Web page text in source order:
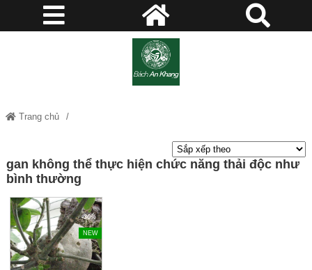
Trang chủ
gan không thể thực hiện chức năng thải độc như bình thường
gan không thể thực hiện chức năng thải độc như
bình thường
-30%
NEW